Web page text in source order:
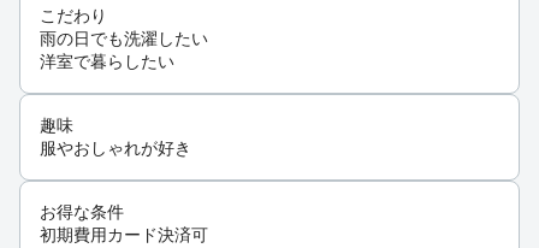
こだわり
雨の日でも洗濯したい
洋室で暮らしたい
趣味
服やおしゃれが好き
お得な条件
初期費用カード決済可